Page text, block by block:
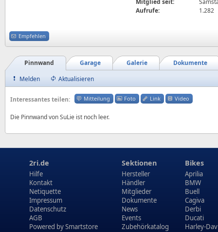
Mitglied seit:
Aufrufe:
1.282
Empfehlen
Dokumente
Galerie
Garage
Pinnwand
Melden
Aktualisieren
Interessantes teilen: Mitteilung Foto Link Video
Die Pinnwand von SuLie ist noch leer.
2ri.de
Hilfe
Kontakt
Netiquette
Impressum
Datenschutz
AGB
Powered bySmartstore
Sektionen
Hersteller
Händler
Mitglieder
Dokumente
News
Events
Zubehörkatalog
Bikes
Aprilia
BMW
Buell
Cagiva
Derbi
Ducati
Harley-